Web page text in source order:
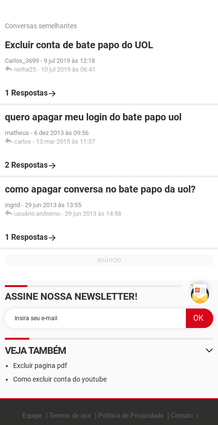
Conversas semelhantes
Excluir conta de bate papo do UOL
Carlos_3699 - 9 jul 2019 às 12:18
ninha25 - 10 jul 2019 às 06:41
1 Respostas
quero apagar meu login do bate papo uol
matheus - 6 dez 2013 às 09:56
carlos - 13 mar 2015 às 11:37
2 Respostas
como apagar conversa no bate papo da uol?
ingrid - 29 jun 2013 às 13:55
usuário anônimo - 29 jun 2013 às 14:58
1 Respostas
ASSINE NOSSA NEWSLETTER!
VEJA TAMBÉM
Excluir pagina pdf
Como excluir conta do youtube
Equipe Termos de uso Política de Privacidade Contato